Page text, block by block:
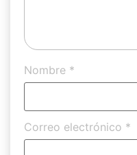
Nombre *
Correo electrónico *